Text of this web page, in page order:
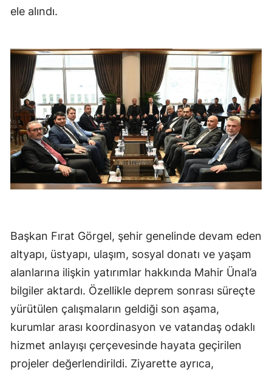
ele alındı.
Başkan Fırat Görgel, şehir genelinde devam eden
altyapı, üstyapı, ulaşım, sosyal donatı ve yaşam
alanlarına ilişkin yatırımlar hakkında Mahir Ünal’a
bilgiler aktardı. Özellikle deprem sonrası süreçte
yürütülen çalışmaların geldiği son aşama,
kurumlar arası koordinasyon ve vatandaş odaklı
hizmet anlayışı çerçevesinde hayata geçirilen
projeler değerlendirildi. Ziyarette ayrıca,